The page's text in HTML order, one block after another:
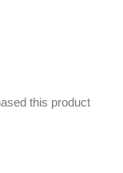
this product